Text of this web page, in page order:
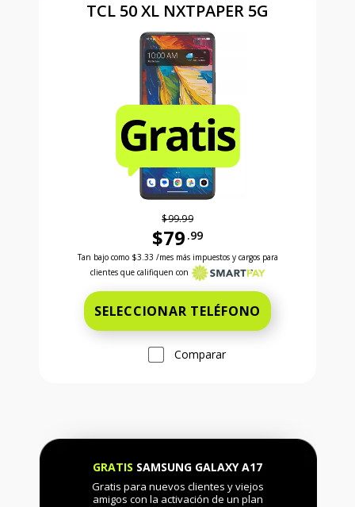
TCL 50 XL NXTPAPER 5G
$99.99
$79 .99
Antes el precio era 99 dollars and 99 cents Ahora
Tan bajo como $3.33 /mes más impuestos y cargos para
clientes que califiquen con
SELECCIONAR TELÉFONO
Comparar
GRATIS SAMSUNG GALAXY A17
Gratis para nuevos clientes y viejos
amigos con la activación de un plan